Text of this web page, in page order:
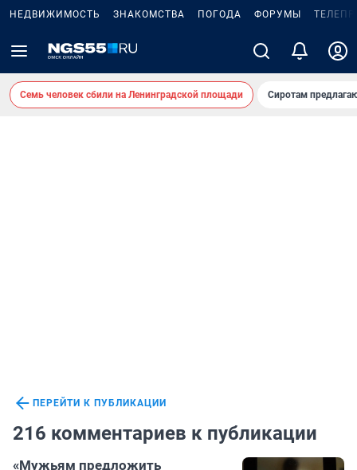
НЕДВИЖИМОСТЬ ЗНАКОМСТВА ПОГОДА ФОРУМЫ
Семь человек сбили на Ленинградской площади Сиротам
ПЕРЕЙТИ К ПУБЛИКАЦИИ
216 комментариев к публикации
«Мужьям предложить